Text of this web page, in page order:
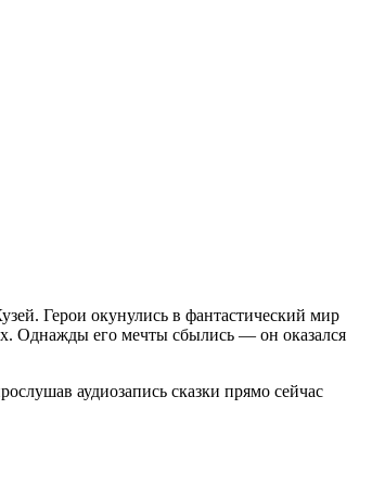
Герои окунулись в фантастический мир
Однажды его мечты сбылись — он оказался
аудиозапись сказки прямо сейчас